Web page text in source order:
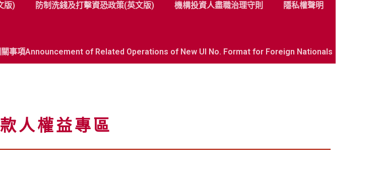
版) 防制洗錢及打擊資恐政策(英文版) 機構投資人盡職治理守則 隱私權聲明
關事項Announcement of Related Operations of New UI No. Format for Foreign Nationals
人權益專區